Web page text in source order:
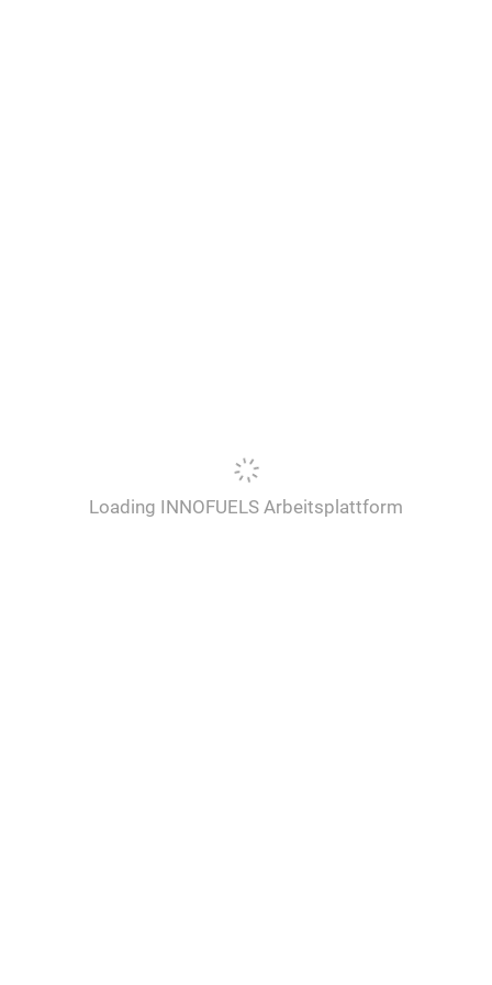
Loading INNOFUELS Arbeitsplattform